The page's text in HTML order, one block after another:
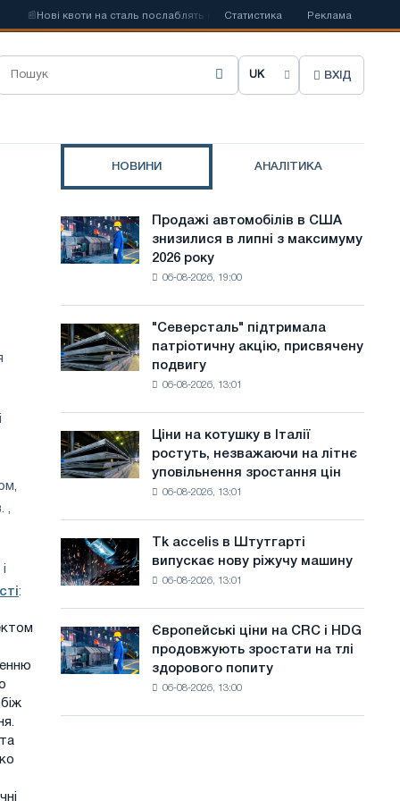
Нові квоти на сталь послаблять конкуренцію в Сполученому Королівстві
Статистика Реклама
О
р
и
в
у
с
а
й
т
ВХІД
,
:
НОВИНИ АНАЛІТИКА
Продажі
автомобілів
в
липні
з
року
Продажі автомобілів в США
знизилися в липні з максимуму
2026 року
06-08-2026, 19:00
"Северсталь"
підтримала
патріотичну
радянської
авіації
Великої
Вітчизняної
війни
"Северсталь" підтримала
патріотичну акцію, присвячену
подвигу
06-08-2026, 13:01
Ціни
на
котушку
незважаючи
на
уповільнення
зростання
цін
Ціни на котушку в Італії
ростуть, незважаючи на літнє
уповільнення зростання цін
06-08-2026, 13:01
Tk
accelis
в
нову
ріжучу
Tk accelis в Штутгарті
випускає нову ріжучу машину
06-08-2026, 13:01
Європейські
ціни
на
Європейські ціни на CRC і HDG
продовжують зростати на тлі
здорового попиту
06-08-2026, 13:00